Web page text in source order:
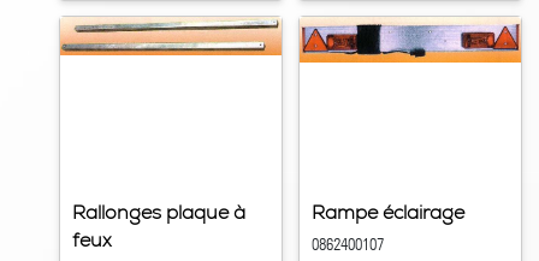
Rallonges plaque à
feux
Rampe éclairage
0862400107